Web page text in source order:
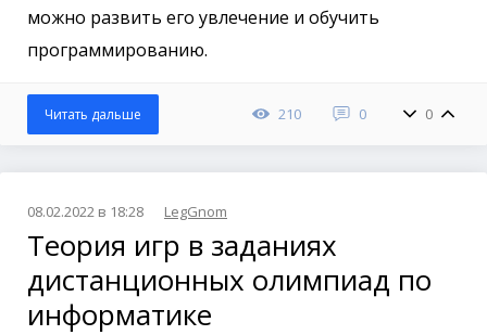
можно развить его увлечение и обучить
программированию.
210 0 0
Читать дальше
08.02.2022 в 18:28 LegGnom
Теория игр в заданиях
дистанционных олимпиад по
информатике